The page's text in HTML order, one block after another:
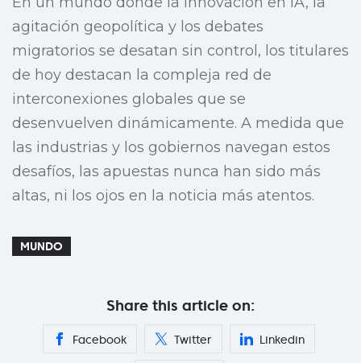
agitación geopolítica y los debates
migratorios se desatan sin control, los titulares
de hoy destacan la compleja red de
interconexiones globales que se
desenvuelven dinámicamente. A medida que
las industrias y los gobiernos navegan estos
desafíos, las apuestas nunca han sido más
altas, ni los ojos en la noticia más atentos.
MUNDO
Share this article on:
Facebook Twitter Linkedin